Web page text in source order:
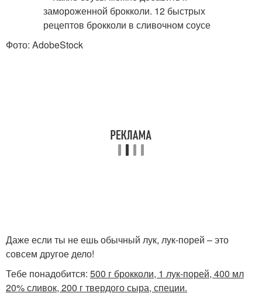
Фото: AdobeStock
Даже если ты не ешь обычный лук, лук-порей – это
совсем другое дело!
Тебе понадобится: 500 г брокколи, 1 лук-порей, 400 мл
20% сливок, 200 г твердого сыра, специи.